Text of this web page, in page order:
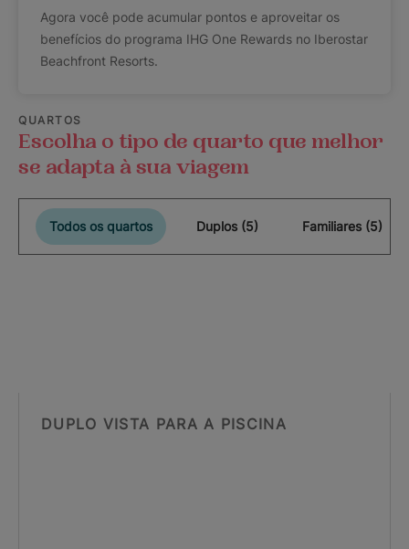
Agora você pode acumular pontos e aproveitar os
benefícios do programa IHG One Rewards no Iberostar
Beachfront Resorts.
QUARTOS
Escolha o tipo de quarto que melhor
se adapta à sua viagem
Todos os quartos Duplos (5) Familiares (5)
DUPLO VISTA PARA A PISCINA